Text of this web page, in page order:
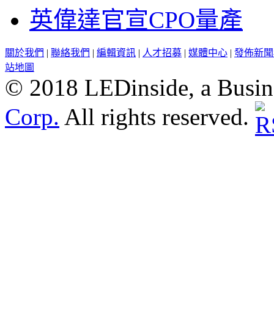
英偉達官宣CPO量產
關於我們 | 聯絡我們 | 編輯資訊 | 人才招募 | 媒體中心 | 發佈新
站地圖
© 2018 LEDinside, a
Corp. All rights reserved.